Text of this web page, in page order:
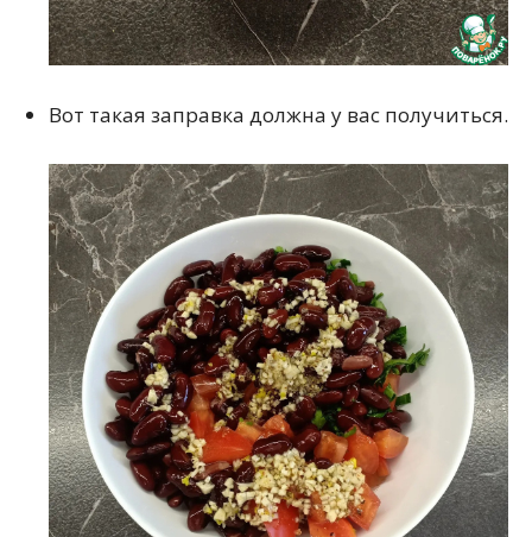
Вот такая заправка должна у вас получиться.